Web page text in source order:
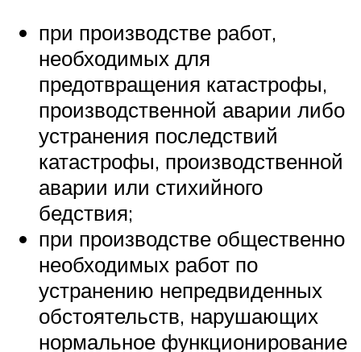
при производстве работ,
необходимых для
предотвращения катастрофы,
производственной аварии либо
устранения последствий
катастрофы, производственной
аварии или стихийного
бедствия;
при производстве общественно
необходимых работ по
устранению непредвиденных
обстоятельств, нарушающих
нормальное функционирование